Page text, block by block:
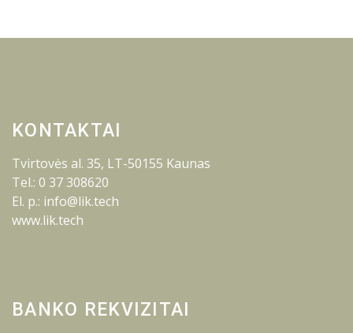
KONTAKTAI
Tvirtovės al. 35, LT-50155 Kaunas
Tel.: 0 37 308620
El. p.: info@lik.tech
www.lik.tech
BANKO REKVIZITAI